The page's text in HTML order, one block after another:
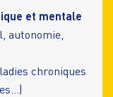
et mentale
autonomie,
chroniques